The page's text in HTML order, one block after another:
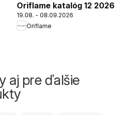
Oriflame katalóg 12 2026
19.08. - 08.09.2026
Oriflame
aj pre ďalšie